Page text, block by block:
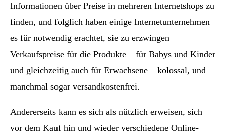
Informationen über Preise in mehreren Internetshops zu
finden, und folglich haben einige Internetunternehmen
es für notwendig erachtet, sie zu erzwingen
Verkaufspreise für die Produkte – für Babys und Kinder
und gleichzeitig auch für Erwachsene – kolossal, und
manchmal sogar versandkostenfrei.
Andererseits kann es sich als nützlich erweisen, sich
vor dem Kauf hin und wieder verschiedene Online-